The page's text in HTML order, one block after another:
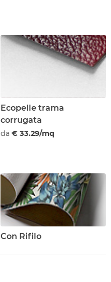
Ecopelle trama
corrugata
da € 33.29/mq
Con Rifilo